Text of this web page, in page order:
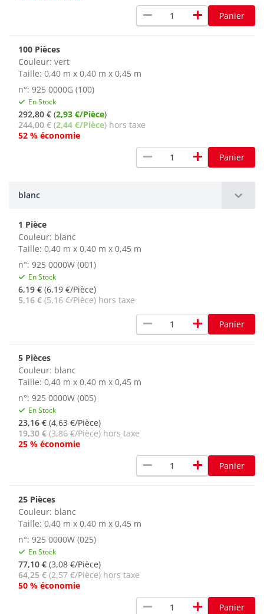
remove add Panier
100 Pièces
Couleur: vert
Taille: 0,40 m x 0,40 m x 0,45 m
n°: 925 0000G (100)
En Stock
292,80 € (2,93 €/Pièce)
244,00 € (2,44 €/Pièce) hors taxe
52 % économie
remove add Panier
blanc
1 Pièce
Couleur: blanc
Taille: 0,40 m x 0,40 m x 0,45 m
n°: 925 0000W (001)
En Stock
6,19 € (6,19 €/Pièce)
5,16 € (5,16 €/Pièce) hors taxe
remove add Panier
5 Pièces
Couleur: blanc
Taille: 0,40 m x 0,40 m x 0,45 m
n°: 925 0000W (005)
En Stock
23,16 € (4,63 €/Pièce)
19,30 € (3,86 €/Pièce) hors taxe
25 % économie
remove add Panier
25 Pièces
Couleur: blanc
Taille: 0,40 m x 0,40 m x 0,45 m
n°: 925 0000W (025)
En Stock
77,10 € (3,08 €/Pièce)
64,25 € (2,57 €/Pièce) hors taxe
50 % économie
remove add Panier